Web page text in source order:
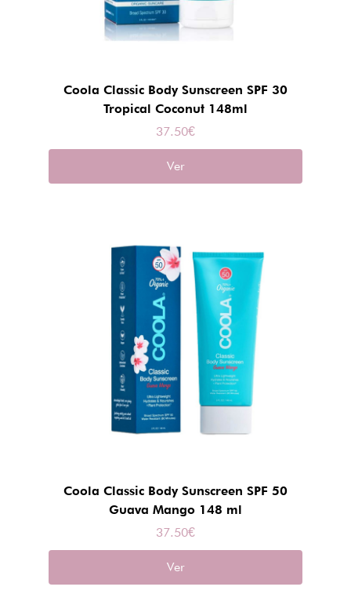
Coola Classic Body Sunscreen SPF 30
Tropical Coconut 148ml
37.50€
Ver
Coola Classic Body Sunscreen SPF 50
Guava Mango 148 ml
37.50€
Ver